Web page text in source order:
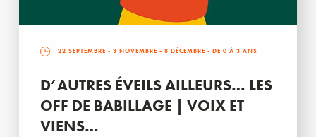
22 SEPTEMBRE - 3 NOVEMBRE - 8 DÉCEMBRE - DE 0 À 3 ANS
D’AUTRES ÉVEILS AILLEURS… LES
OFF DE BABILLAGE | VOIX ET
VIENS…